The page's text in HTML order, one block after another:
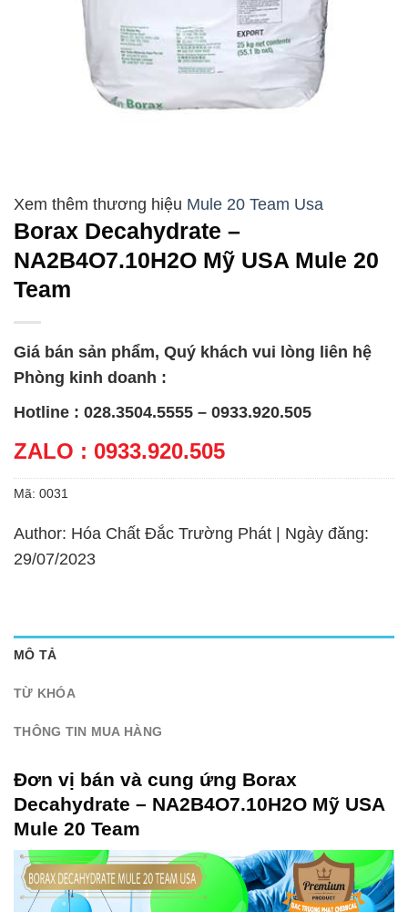
Mule 20 Team Usa
Borax Decahydrate –
NA2B4O7.10H2O Mỹ USA Mule 20
Team
Giá bán sản phẩm, Quý khách vui lòng liên hệ
Phòng kinh doanh :
Hotline : 028.3504.5555 – 0933.920.505
ZALO : 0933.920.505
Mã: 0031
Author: Hóa Chất Đắc Trường Phát | Ngày đăng:
29/07/2023
MÔ TẢ
TỪ KHÓA
THÔNG TIN MUA HÀNG
Đơn vị bán và cung ứng Borax
Decahydrate – NA2B4O7.10H2O Mỹ USA
Mule 20 Team